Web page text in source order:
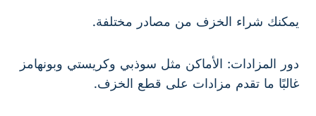
يمكنك شراء الخزف من مصادر مختلفة.
دور المزادات: الأماكن مثل سوذبي وكريستي وبونهامز
غالبًا ما تقدم مزادات على قطع الخزف.